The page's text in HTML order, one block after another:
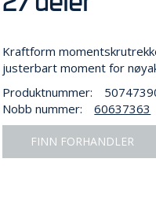
Kraftform
justerbart moment for
Produktnummer:
Nobb nummer:
60637363
FINN FORHANDLER